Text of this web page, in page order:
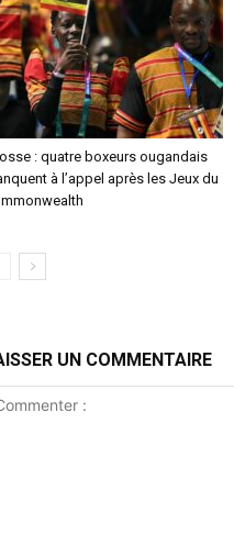
: quatre boxeurs ougandais
à l’appel après les Jeux du
UN COMMENTAIRE